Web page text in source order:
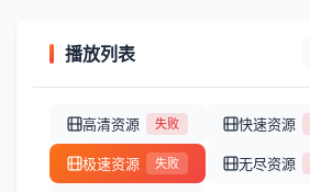
播放列表
高清资源 失败 快速资源
极速资源 失败 无尽资源